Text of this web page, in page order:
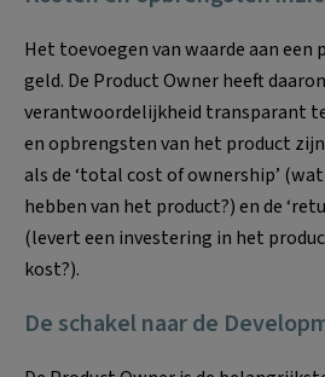
Het toevoegen van waarde aan
geld. De Product Owner heeft
verantwoordelijkheid transparant
en opbrengsten van het product
als de ‘total cost of ownership’
hebben van het product?) en de
(levert een investering in het
kost?).
De schakel naar de